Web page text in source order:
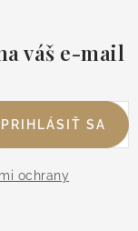
váš e-mail
ochrany
PRIHLÁSIŤ SA